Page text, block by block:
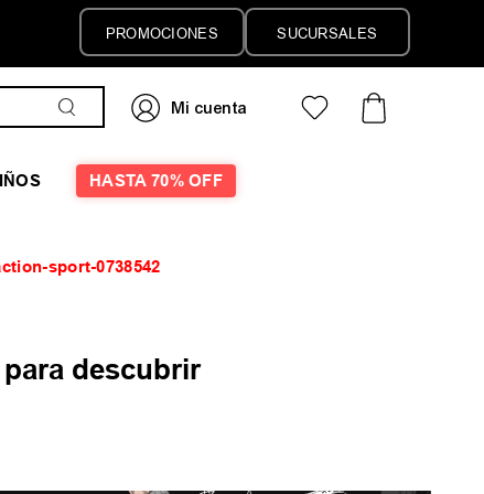
PROMOCIONES SUCURSALES
HASTA 70% OFF
sport-0738542
descubrir